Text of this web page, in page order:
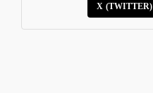
X (TWITTER)